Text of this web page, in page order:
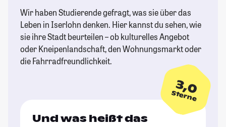
Wir haben Studierende gefragt, was sie über das
Leben in Iserlohn denken. Hier kannst du sehen, wie
sie ihre Stadt beurteilen – ob kulturelles Angebot
oder Kneipenlandschaft, den Wohnungsmarkt oder
die Fahrradfreundlichkeit.
3,0
Sterne
Und was heißt das